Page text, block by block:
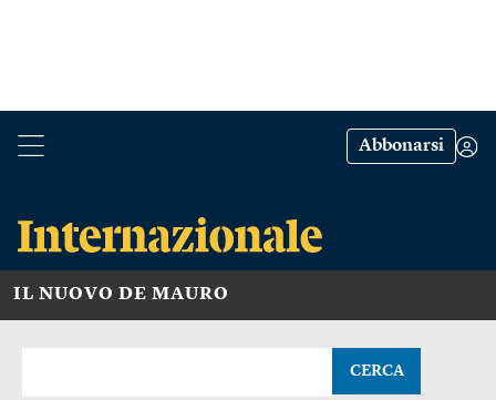
Abbonarsi
IL NUOVO DE MAURO
CERCA